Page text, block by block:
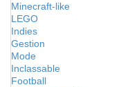
Minecraft-like
LEGO
Indies
Gestion
Mode
Inclassable
Football